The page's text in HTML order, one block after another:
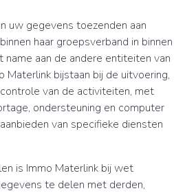
uw gegevens toezenden aan
haar groepsverband in binnen
name aan de andere entiteiten van
Materlink bijstaan bij de uitvoering,
van de activiteiten, met
ondersteuning en computer
van specifieke diensten
is Immo Materlink bij wet
te delen met derden,